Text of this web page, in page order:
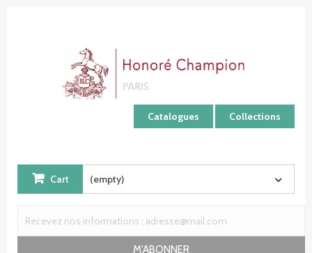
Catalogues Collections
Cart (empty)
M'ABONNER